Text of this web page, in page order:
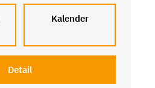
Kalender
Detail